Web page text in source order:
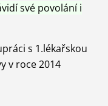
své povolání i
s 1.lékařskou
v roce 2014